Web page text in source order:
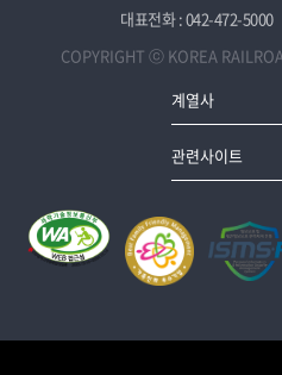
대표전화 : 042-472-5000
COPYRIGHT ⓒ KOREA
계열사
관련사이트